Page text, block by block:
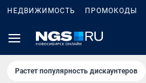
НЕДВИЖИМОСТЬ ПРОМОКОДЫ
Растет популярность дискаунтеров